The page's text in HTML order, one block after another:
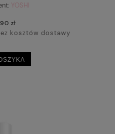
YOSHI
zł
kosztów dostawy